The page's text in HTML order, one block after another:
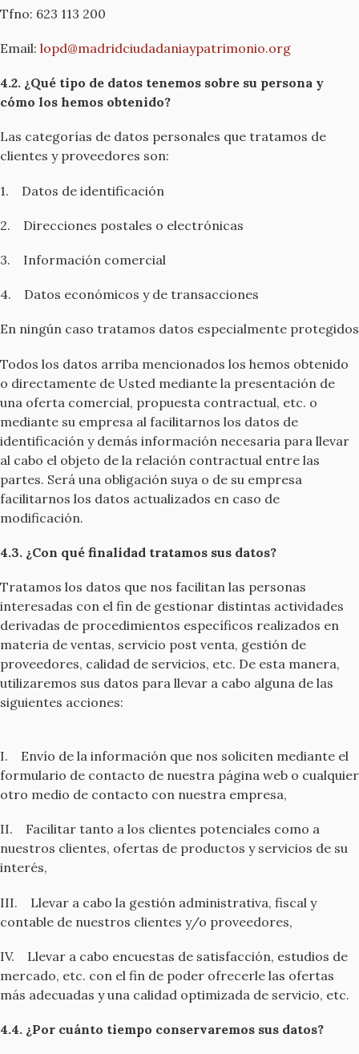
Tfno: 623 113 200
Email: lopd@madridciudadaniaypatrimonio.org
4.2. ¿Qué tipo de datos tenemos sobre su persona y
cómo los hemos obtenido?
Las categorías de datos personales que tratamos de
clientes y proveedores son:
1. Datos de identificación
2. Direcciones postales o electrónicas
3. Información comercial
4. Datos económicos y de transacciones
En ningún caso tratamos datos especialmente protegidos
Todos los datos arriba mencionados los hemos obtenido
o directamente de Usted mediante la presentación de
una oferta comercial, propuesta contractual, etc. o
mediante su empresa al facilitarnos los datos de
identificación y demás información necesaria para llevar
al cabo el objeto de la relación contractual entre las
partes. Será una obligación suya o de su empresa
facilitarnos los datos actualizados en caso de
modificación.
4.3. ¿Con qué finalidad tratamos sus datos?
Tratamos los datos que nos facilitan las personas
interesadas con el fin de gestionar distintas actividades
derivadas de procedimientos específicos realizados en
materia de ventas, servicio post venta, gestión de
proveedores, calidad de servicios, etc. De esta manera,
utilizaremos sus datos para llevar a cabo alguna de las
siguientes acciones:
I. Envío de la información que nos soliciten mediante el
formulario de contacto de nuestra página web o cualquier
otro medio de contacto con nuestra empresa,
II. Facilitar tanto a los clientes potenciales como a
nuestros clientes, ofertas de productos y servicios de su
interés,
III. Llevar a cabo la gestión administrativa, fiscal y
contable de nuestros clientes y/o proveedores,
IV. Llevar a cabo encuestas de satisfacción, estudios de
mercado, etc. con el fin de poder ofrecerle las ofertas
más adecuadas y una calidad optimizada de servicio, etc.
4.4. ¿Por cuánto tiempo conservaremos sus datos?